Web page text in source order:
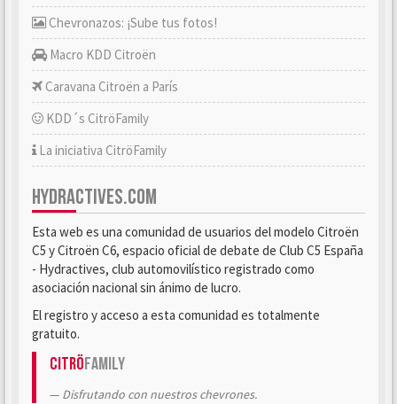
Chevronazos: ¡Sube tus fotos!
Macro KDD Citroën
Caravana Citroën a París
KDD´s CitröFamily
La iniciativa CitröFamily
HYDRACTIVES.COM
Esta web es una comunidad de usuarios del modelo Citroën
C5 y Citroën C6, espacio oficial de debate de Club C5 España
- Hydractives, club automovilístico registrado como
asociación nacional sin ánimo de lucro.
El registro y acceso a esta comunidad es totalmente
gratuito.
CitröFamily
Disfrutando con nuestros chevrones.